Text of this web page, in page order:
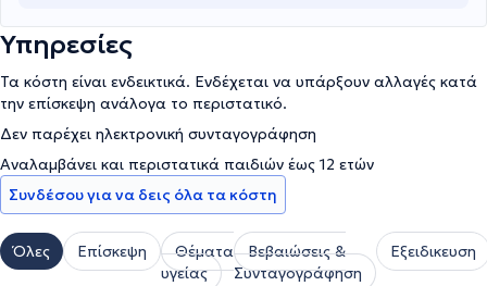
Υπηρεσίες
Τα κόστη είναι ενδεικτικά. Ενδέχεται να υπάρξουν αλλαγές κατά
την επίσκεψη ανάλογα το περιστατικό.
Δεν παρέχει ηλεκτρονική συνταγογράφηση
Αναλαμβάνει και περιστατικά παιδιών έως 12 ετών
Συνδέσου για να δεις όλα τα κόστη
Όλες Επίσκεψη
Θέματα
υγείας
Βεβαιώσεις &
Συνταγογράφηση
Εξειδικευση